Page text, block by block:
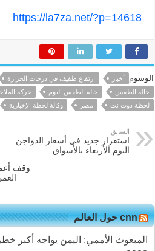
https://la7za.net/?p=14618
الوسوم أخبار ارتفاع طفيف في درجات الحرارة
حالة الطقس
حالة الطقس اليوم حركة
لحظة دوت نت
مصر وكالة لحظة الإخبارية
السابق
استقرار جديد في أسعار الدواجن
اليوم الأربعاء بالأسواق
وقف
cnn حول العالم
المبعوث الأممي: اليمن يواجه أكبر